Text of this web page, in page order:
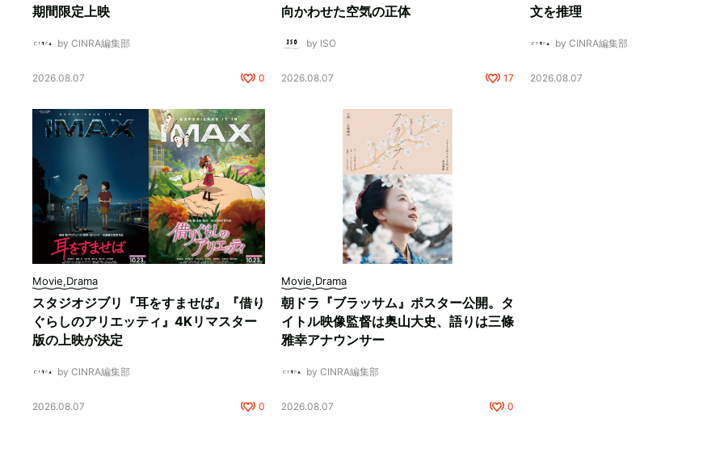
期間限定上映
by CINRA編集部
2026.08.07 0
向かわせた空気の正体
by ISO
2026.08.07 17
文を推理
by CINRA編集部
2026.08.07
Movie,Drama
スタジオジブリ『耳をすませば』『借り
ぐらしのアリエッティ』4Kリマスター
版の上映が決定
by CINRA編集部
2026.08.07 0
Movie,Drama
朝ドラ『ブラッサム』ポスター公開。タ
イトル映像監督は奥山大史、語りは三條
雅幸アナウンサー
by CINRA編集部
2026.08.07 0